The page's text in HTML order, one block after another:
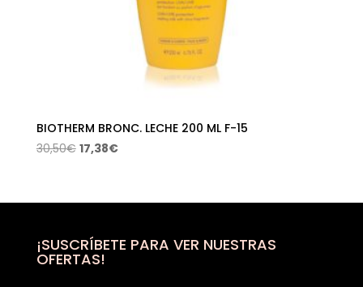
BIOTHERM BRONC. LECHE 200 ML F-15
30,50€ El
era:
17,38€El
es:
¡SUSCRÍBETE PARA VER NUESTRAS
OFERTAS!